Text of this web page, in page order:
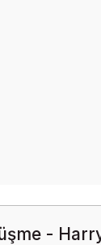
-